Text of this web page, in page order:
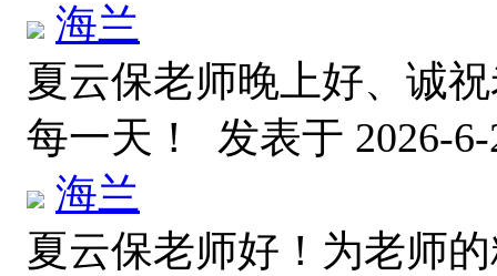
海兰
夏云保老师晚上好、诚
每一天！ 发表于 2026-6-
海兰
夏云保老师好！为老师